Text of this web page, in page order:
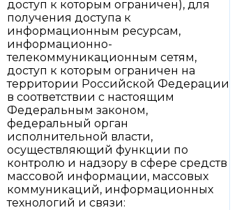
доступ к которым ограничен), для
получения доступа к
информационным ресурсам,
информационно-
телекоммуникационным сетям,
доступ к которым ограничен на
территории Российской Федерации
в соответствии с настоящим
Федеральным законом,
федеральный орган
исполнительной власти,
осуществляющий функции по
контролю и надзору в сфере средств
массовой информации, массовых
коммуникаций, информационных
технологий и связи: